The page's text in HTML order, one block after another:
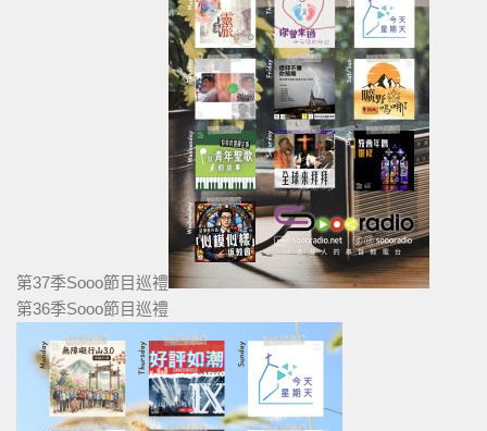
第37季Sooo節目巡禮
第36季Sooo節目巡禮